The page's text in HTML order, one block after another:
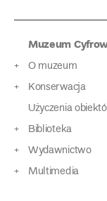
Muzeum
O muzeum
Konserwacja
Użyczenia
Biblioteka
Wydawnictwo
Multimedia